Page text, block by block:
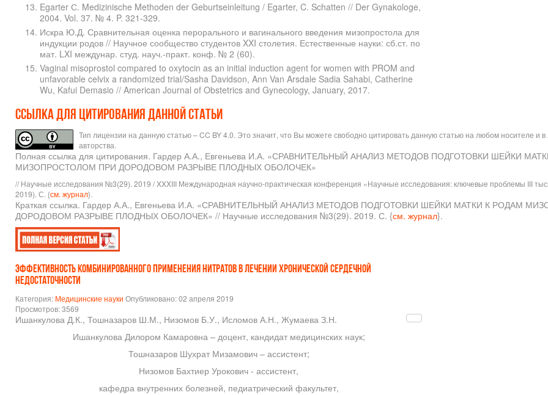
Egarter С. Medizinische Methoden der Geburtseinleitung / Egarter, C. Schatten // Der Gynakologe,
2004. Vol. 37. № 4. P. 321-329.
Искра Ю.Д. Сравнительная оценка перорального и вагинального введения мизопростола для
индукции родов // Научное сообщество студентов XXI столетия. Естественные науки: сб.ст. по
мат. LXI междунар. студ. науч.-практ. конф. № 2 (60).
Vaginal misoprostol compared to oxytocin as an initial induction agent for women with PROM and
unfavorable celvix a randomized trial/Sasha Davidson, Ann Van Arsdale Sadia Sahabi, Catherine
Wu, Kafui Demasio // American Journal of Obstetrics and Gynecology, January, 2017.
Ссылка для цитирования данной статьи
Тип лицензии на данную статью – CC BY 4.0. Это значит, что Вы можете свободно цитировать данную статью на любом носителе и
авторства.
Полная ссылка для цитирования. Гардер А.А., Евгеньева И.А. «СРАВНИТЕЛЬНЫЙ АНАЛИЗ МЕТОДОВ ПОДГОТОВКИ ШЕЙКИ
МИЗОПРОСТОЛОМ ПРИ ДОРОДОВОМ РАЗРЫВЕ ПЛОДНЫХ ОБОЛОЧЕК»
// Научные исследования №3(29). 2019 / XXXIII Международная научно-практическая конференция «Научные исследования: ключевые проблемы III
2019). С. {см. журнал}.
Краткая ссылка. Гардер А.А., Евгеньева И.А. «СРАВНИТЕЛЬНЫЙ АНАЛИЗ МЕТОДОВ ПОДГОТОВКИ ШЕЙКИ МАТКИ К РОДАМ
ДОРОДОВОМ РАЗРЫВЕ ПЛОДНЫХ ОБОЛОЧЕК» // Научные исследования №3(29). 2019. С. {см. журнал}.
ЭФФЕКТИВНОСТЬ КОМБИНИРОВАННОГО ПРИМЕНЕНИЯ НИТРАТОВ В ЛЕЧЕНИИ ХРОНИЧЕСКОЙ СЕРДЕЧНОЙ
НЕДОСТАТОЧНОСТИ
Категория: Медицинские науки Опубликовано: 02 апреля 2019
Просмотров: 3569
Ишанкулова Д.К., Тошназаров Ш.М., Низомов Б.У., Исломов А.Н., Жумаева З.Н.
Ишанкулова Дилором Камаровна – доцент, кандидат медицинских наук;
Тошназаров Шухрат Мизамович – ассистент;
Низомов Бахтиер Урокович - ассистент,
кафедра внутренних болезней, педиатрический факультет,